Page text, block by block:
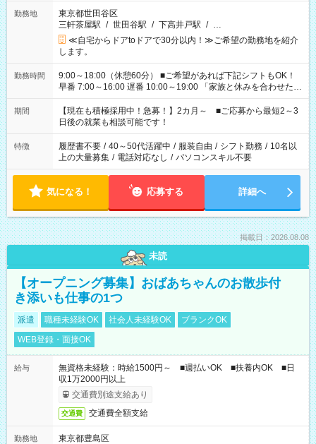
勤務地
東京都世田谷区
三軒茶屋駅 / 世田谷駅 / 下高井戸駅 / …
≪自宅からドアtoドアで30分以内！≫ご希望の勤務地を紹介
します。
勤務時間
9:00～18:00（休憩60分） ■ご希望があれば下記シフトもOK！
早番 7:00～16:00 遅番 10:00～19:00 「家族と休みを合わせた
い」 「余裕を持って夕飯の準備がしたい」 「できれば残業はし
たくない」 など、ご希望を教えてくださいね。 ※Wワーク希望
の方へ 今ご覧のお仕事で希望する勤務時間と、もう1つのお仕事
の勤務時間。 合計で週40時間を超える場合は応募できません。
期間
【現在も積極採用中！急募！】2カ月～ ■ご応募から最短2～3
日後の就業も相談可能です！
特徴 履歴書不要 / 40～50代活躍中 / 服装自由 / シフト勤務 / 10名以
上の大量募集 / 電話対応なし / パソコンスキル不要
気になる！ 応募する 詳細へ
掲載日：2026.08.08
未読
【オープニング募集】おばあちゃんのお散歩付
き添いも仕事の1つ
派遣 職種未経験OK 社会人未経験OK
ブランクOK
WEB登録・面接OK
給与
無資格未経験：時給1500円～ ■週払いOK ■扶養内OK ■日
収1万2000円以上
交通費別途支給あり
交通費 交通費全額支給
勤務地
東京都豊島区